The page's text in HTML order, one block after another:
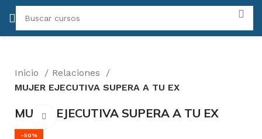
Inicio
Relaciones
MUJER EJECUTIVA SUPERA A TU EX
MUJER EJECUTIVA SUPERA A TU EX
-50%
Click para agrandar